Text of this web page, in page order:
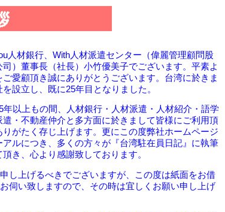
人材銀行、With人材派遣センター（偉麗管理顧問股
司）董事長（社長）小竹優美子でございます。平素よ
ご愛顧頂き誠にありがとうございます。台湾に於きま
を設立し、既に25年目となりました。
以上もの間、人材銀行・人材派遣・人材紹介・語学
遣・不動産仲介と多方面に於きまして皆様にご利用頂
りがたく存じ上げます。更にこの度弊社ホームページ
アルにつき、多くの方々が『台湾駐在員日記』に執筆
き、心より感謝致しております。
し上げるべきでございますが、この度は紙面をお借
伺い致しますので、その時は宜しくお願い申し上げ